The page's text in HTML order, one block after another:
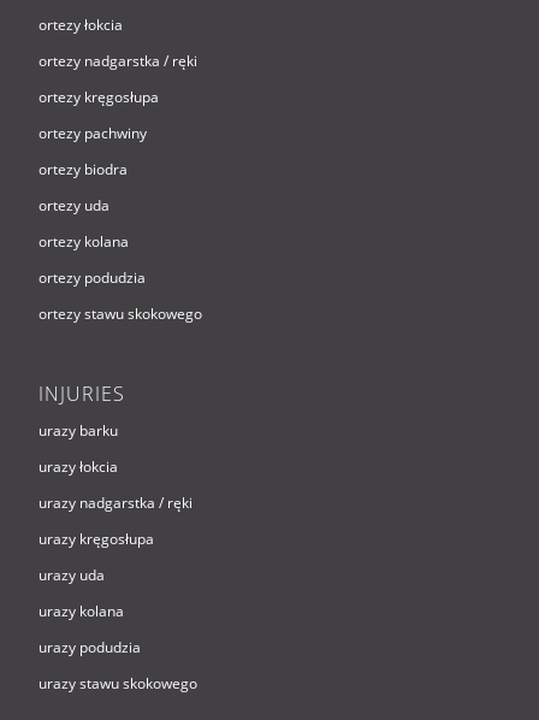
ortezy łokcia
ortezy nadgarstka / ręki
ortezy kręgosłupa
ortezy pachwiny
ortezy biodra
ortezy uda
ortezy kolana
ortezy podudzia
ortezy stawu skokowego
INJURIES
urazy barku
urazy łokcia
urazy nadgarstka / ręki
urazy kręgosłupa
urazy uda
urazy kolana
urazy podudzia
urazy stawu skokowego